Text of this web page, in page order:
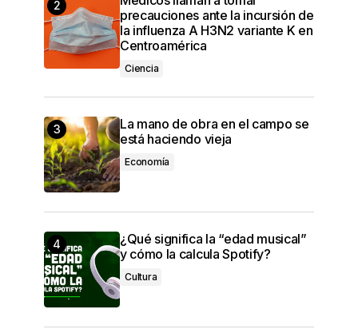
precauciones ante la incursión de
la influenza A H3N2 variante K en
Centroamérica
Ciencia
La mano de obra en el campo se
está haciendo vieja
Economía
¿Qué significa la “edad musical”
y cómo la calcula Spotify?
Cultura